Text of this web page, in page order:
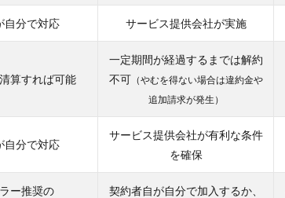
自分で対応 サービス提供会社が実施
算すれば可能
一定期間が経過するまでは解約
不可（やむを得ない場合は違約金や
追加請求が発生）
自分で対応
サービス提供会社が有利な条件
を確保
ー推奨の
契約者自が自分で加入するか、